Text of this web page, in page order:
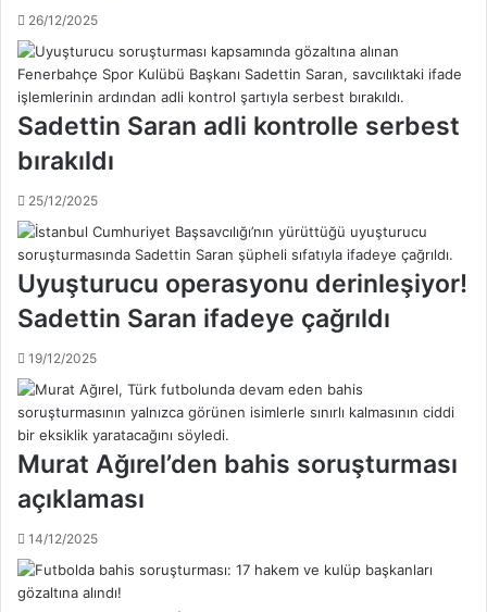
k
a
r
;
B
i
z
m
h
a
b
e
r
m
i
z
y
o
,
e
n
t
e
a
ş
k
a
n
l
a
r
h
e
r
z
a
m
a
n
b
r
n
m
a
a
26/12/2025
Sadettin Saran adli kontrolle serbest
bırakıldı
25/12/2025
Uyuşturucu operasyonu derinleşiyor!
Sadettin Saran ifadeye çağrıldı
19/12/2025
Murat Ağırel’den bahis soruşturması
açıklaması
14/12/2025